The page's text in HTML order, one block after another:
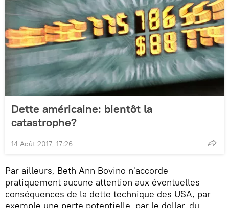
Dette américaine: bientôt la
catastrophe?
14 Août 2017, 17:26
Par ailleurs, Beth Ann Bovino n'accorde
pratiquement aucune attention aux éventuelles
conséquences de la dette technique des USA, par